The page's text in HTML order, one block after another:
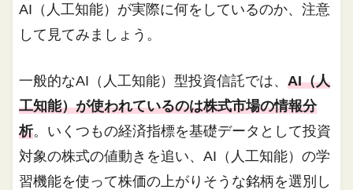
AI（人工知能）が実際に何をしているのか、注意
して見てみましょう。
一般的なAI（人工知能）型投資信託では、AI（人
工知能）が使われているのは株式市場の情報分
析。いくつもの経済指標を基礎データとして投資
対象の株式の値動きを追い、AI（人工知能）の学
習機能を使って株価の上がりそうな銘柄を選別し